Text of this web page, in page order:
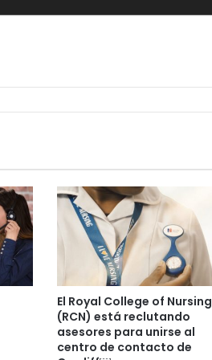
El Royal College of Nursing
(RCN) está reclutando
asesores para unirse al
centro de contacto de